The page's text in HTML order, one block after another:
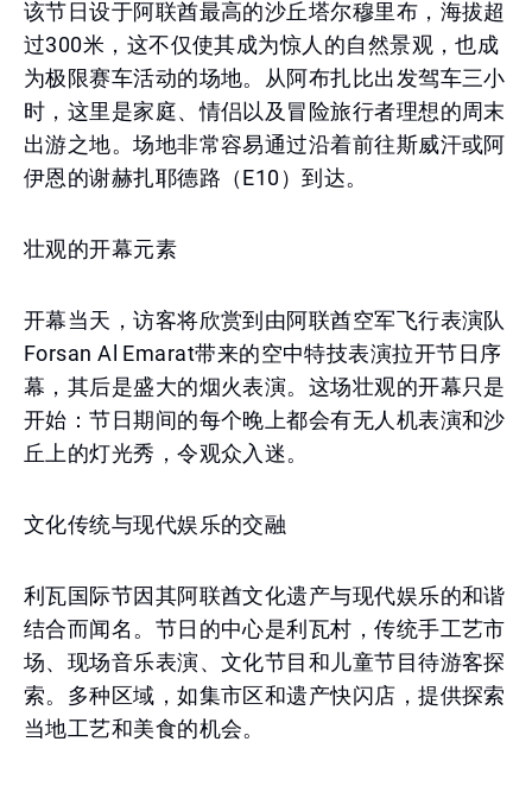
该节日设于阿联酋最高的沙丘塔尔穆里布，海拔超
过300米，这不仅使其成为惊人的自然景观，也成
为极限赛车活动的场地。从阿布扎比出发驾车三小
时，这里是家庭、情侣以及冒险旅行者理想的周末
出游之地。场地非常容易通过沿着前往斯威汗或阿
伊恩的谢赫扎耶德路（E10）到达。
壮观的开幕元素
开幕当天，访客将欣赏到由阿联酋空军飞行表演队
Forsan Al Emarat带来的空中特技表演拉开节日序
幕，其后是盛大的烟火表演。这场壮观的开幕只是
开始：节日期间的每个晚上都会有无人机表演和沙
丘上的灯光秀，令观众入迷。
文化传统与现代娱乐的交融
利瓦国际节因其阿联酋文化遗产与现代娱乐的和谐
结合而闻名。节日的中心是利瓦村，传统手工艺市
场、现场音乐表演、文化节目和儿童节目待游客探
索。多种区域，如集市区和遗产快闪店，提供探索
当地工艺和美食的机会。